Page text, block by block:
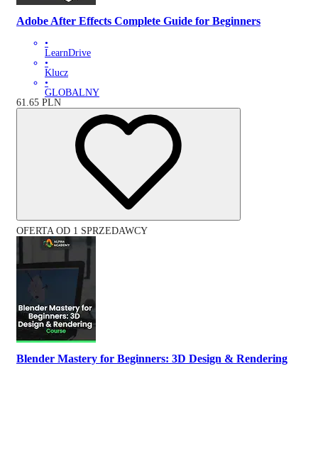
Adobe After Effects Complete Guide for Beginners
•
LearnDrive
•
Klucz
•
GLOBALNY
61.65 PLN
OFERTA OD 1 SPRZEDAWCY
Blender Mastery for Beginners: 3D Design & Rendering